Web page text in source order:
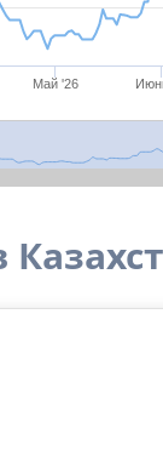
Май '26